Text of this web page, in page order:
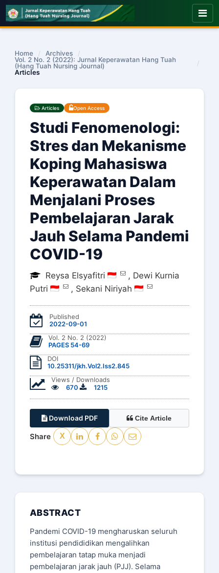
Home / Archives
/
Vol. 2 No. 2 (2022): Jurnal Keperawatan Hang Tuah
(Hang Tuah Nursing Journal)
/
Articles
Articles Open Access
Studi Fenomenologi:
Stres dan Mekanisme
Koping Mahasiswa
Keperawatan Dalam
Menjalani Proses
Pembelajaran Jarak
Jauh Selama Pandemi
COVID-19
Reysa Elsyafitri , Dewi Kurnia
Putri
, Sekani Niriyah
Published
2022-09-01
Vol. 2 No. 2 (2022)
PAGES 54-69
DOI
10.25311/jkh.Vol2.Iss2.845
Views / Downloads
670
1215
Download PDF Cite Article
Share X
ABSTRACT
Pandemi COVID-19 mengharuskan seluruh
institusi pendididikan mengalihkan
pembelajaran tatap muka menjadi
pembelajaran jarak jauh (PJJ). Selama